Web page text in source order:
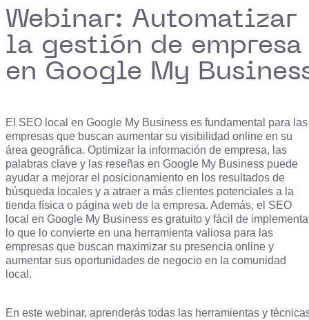
Webinar: Automatizar
la gestión de empresa
en Google My
El SEO local en Google My Business es fundamental para las
empresas que buscan aumentar su visibilidad online en su
área geográfica. Optimizar la información de empresa, las
palabras clave y las reseñas en Google My Business puede
ayudar a mejorar el posicionamiento en los resultados de
búsqueda locales y a atraer a más clientes potenciales a la
tienda física o página web de la empresa. Además, el SEO
local en Google My Business es gratuito y fácil de
lo que lo convierte en una herramienta valiosa para las
empresas que buscan maximizar su presencia online y
aumentar sus oportunidades de negocio en la comunidad
local.
En este webinar, aprenderás todas las herramientas y